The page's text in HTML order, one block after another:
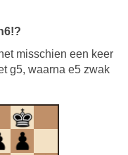
misschien een keer
g5, waarna e5 zwak